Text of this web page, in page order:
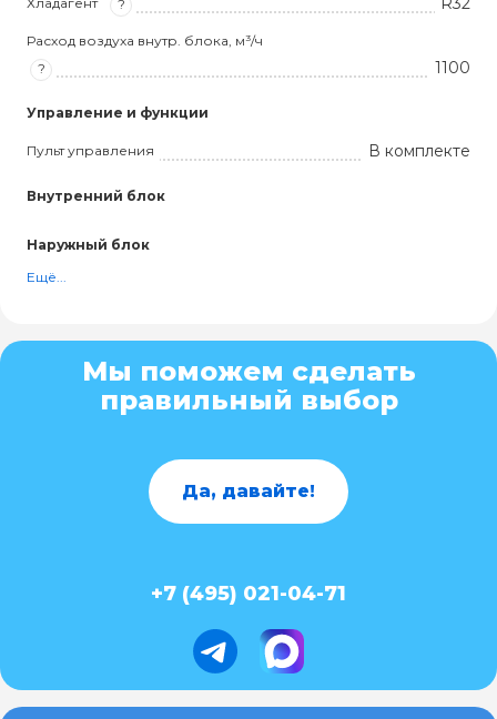
?
Расход воздуха внутр. блока, м³/ч
?
1100
Управление и функции
Пульт управления В комплекте
Внутренний блок
Наружный блок
Ещё...
Мы поможем сделать
правильный выбор
Да, давайте!
+7 (495) 021-04-71